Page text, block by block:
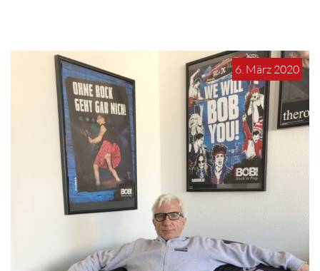
6. März 2020